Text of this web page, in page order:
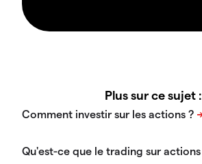
Plus sur ce sujet :